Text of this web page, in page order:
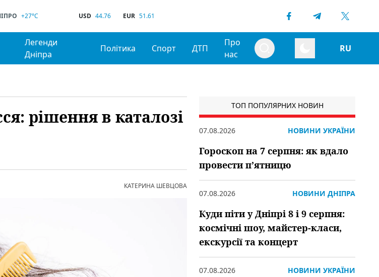
+27°C USD 44.76 EUR 51.61
Легенди
Дніпра
Політика Спорт ДТП
Про
нас
RU
рішення в каталозі
КАТЕРИНА ШЕВЦОВА
ТОП ПОПУЛЯРНИХ НОВИН
07.08.2026 НОВИНИ УКРАЇНИ
Гороскоп на 7 серпня: як вдало
провести пʼятницю
07.08.2026 НОВИНИ ДНІПРА
Куди піти у Дніпрі 8 і 9 серпня:
космічні шоу, майстер-класи,
екскурсії та концерт
07.08.2026 НОВИНИ УКРАЇНИ